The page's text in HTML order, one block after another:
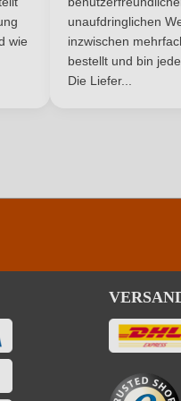
wie
unaufdringlichen
inzwischen
bestellt und bin
Die Liefer...